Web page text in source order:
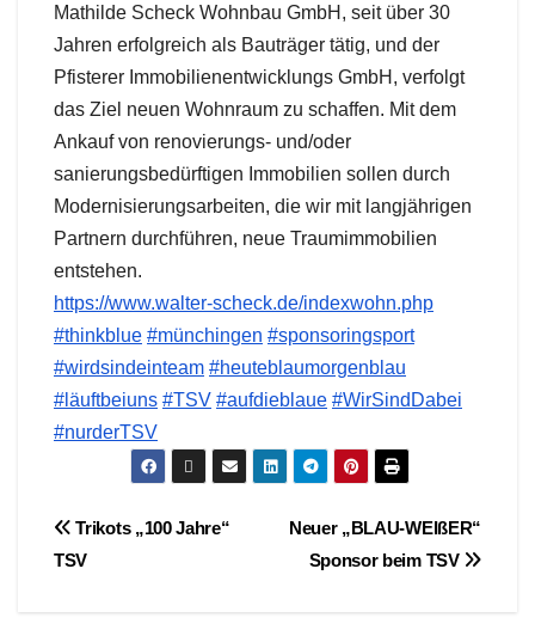
Mathilde Scheck Wohnbau GmbH, seit über 30
Jahren erfolgreich als Bauträger tätig, und der
Pfisterer Immobilienentwicklungs GmbH, verfolgt
das Ziel neuen Wohnraum zu schaffen. Mit dem
Ankauf von renovierungs- und/oder
sanierungsbedürftigen Immobilien sollen durch
Modernisierungsarbeiten, die wir mit langjährigen
Partnern durchführen, neue Traumimmobilien
entstehen.
https://www.walter-scheck.de/indexwohn.php
#thinkblue #münchingen #sponsoringsport
#wirdsindeinteam #heuteblaumorgenblau
#läuftbeiuns #TSV #aufdieblaue #WirSindDabei
#nurderTSV
Beitragsnavigation
Neuer „BLAU-WEIßER“
Sponsor beim TSV
Trikots „100 Jahre“
TSV